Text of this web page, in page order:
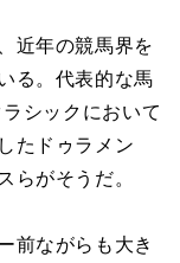
近年の競馬界を
る。代表的な馬
シックにおいて
たドゥラメン
らがそうだ。
前ながらも大き